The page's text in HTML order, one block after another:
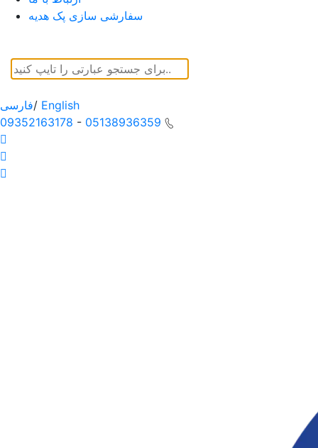
سفارشی سازی پک هدیه
فارسی/ English
09352163178 - 05138936359